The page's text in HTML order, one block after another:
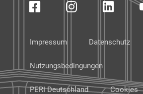
Impressum Datenschutz
Nutzungsbedingungen
PERI Deutschland Cookies